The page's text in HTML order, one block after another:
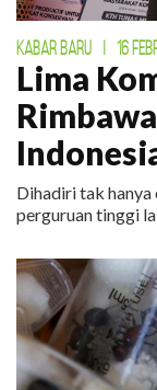
KABAR BARU | 16
Lima
Dihadiri tak hanya
perguruan tinggi